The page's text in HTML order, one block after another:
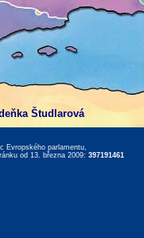
Študlarová
Evropského parlamentu,
od 13. března 2009: 397191461